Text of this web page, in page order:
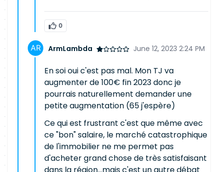
0
ArmLambda June 12, 2023 2:24 PM
En soi oui c'est pas mal. Mon TJ va
augmenter de 100€ fin 2023 donc je
pourrais naturellement demander une
petite augmentation (65 j'espère)
Ce qui est frustrant c'est que même avec
ce "bon" salaire, le marché catastrophique
de l'immobilier ne me permet pas
d'acheter grand chose de très satisfaisant